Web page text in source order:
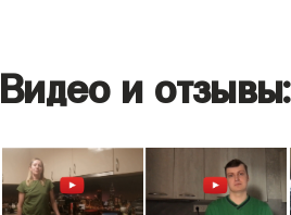
Видео и отзывы: